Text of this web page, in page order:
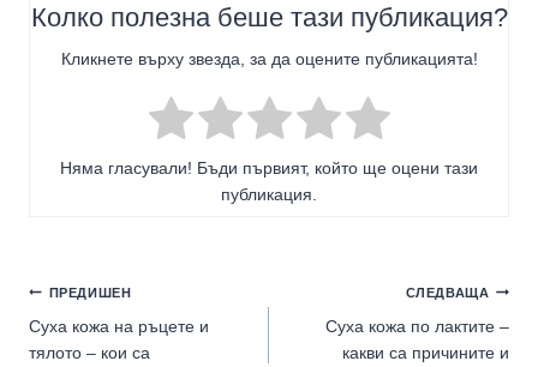
Колко полезна беше тази публикация?
Кликнете върху звезда, за да оцените публикацията!
Няма гласували! Бъди първият, който ще оцени тази
публикация.
Навигация
ПРЕДИШЕН
Суха кожа на ръцете и
тялото – кои са
СЛЕДВАЩА
Суха кожа по лактите –
какви са причините и